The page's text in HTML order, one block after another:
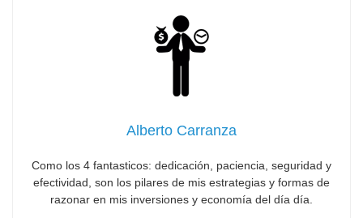
Alberto Carranza
Como los 4 fantasticos: dedicación, paciencia, seguridad y
efectividad, son los pilares de mis estrategias y formas de
razonar en mis inversiones y economía del día día.